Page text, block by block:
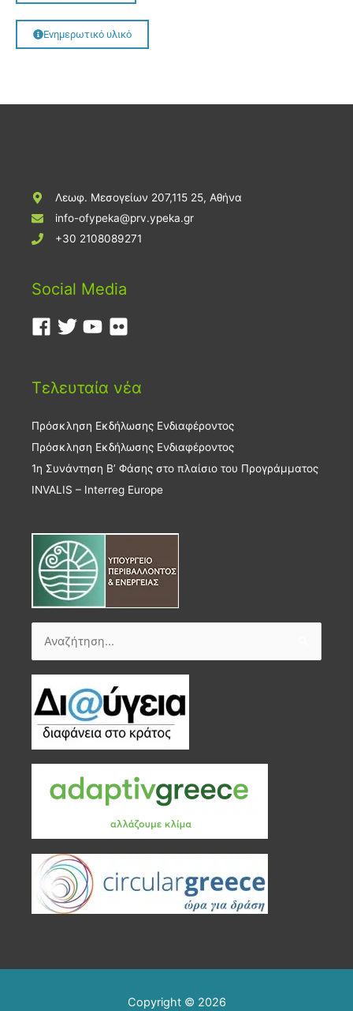
Ενημερωτικό υλικό
Λεωφ. Μεσογείων 207,115 25, Αθήνα
info-ofypeka@prv.ypeka.gr
+30 2108089271
Social Media
Τελευταία νέα
Πρόσκληση Εκδήλωσης Ενδιαφέροντος
Πρόσκληση Εκδήλωσης Ενδιαφέροντος
1η Συνάντηση Β’ Φάσης στο πλαίσιο του Προγράμματος
INVALIS – Interreg Europe
Αναζήτηση
Copyright © 2026